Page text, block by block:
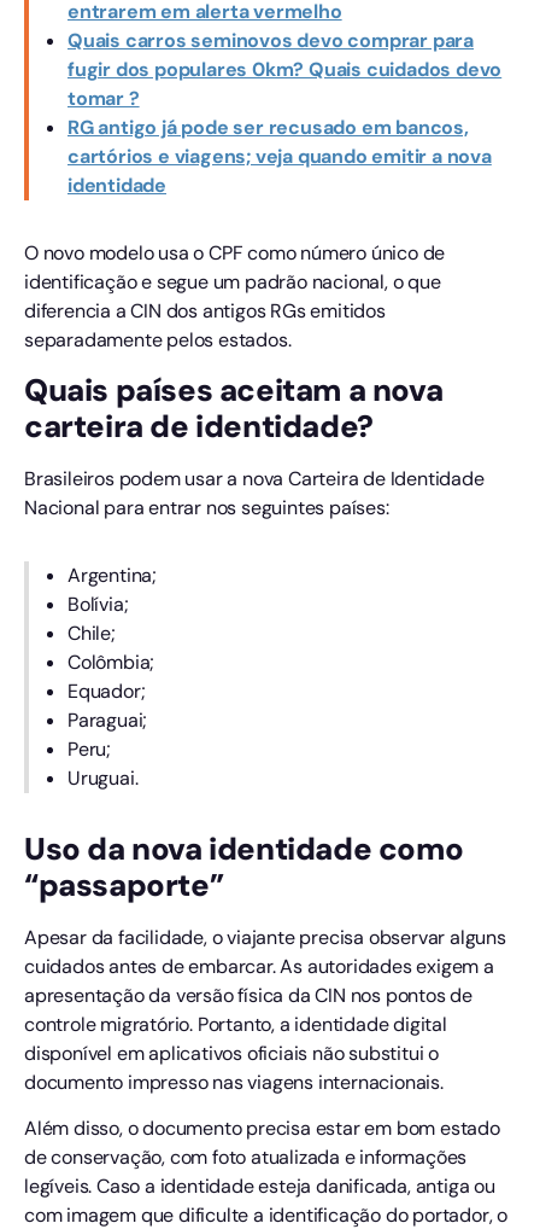
entrarem em alerta vermelho
Quais carros seminovos devo comprar para
fugir dos populares 0km? Quais cuidados devo
tomar ?
RG antigo já pode ser recusado em bancos,
cartórios e viagens; veja quando emitir a nova
identidade
O novo modelo usa o CPF como número único de
identificação e segue um padrão nacional, o que
diferencia a CIN dos antigos RGs emitidos
separadamente pelos estados.
Quais países aceitam a nova
carteira de identidade?
Brasileiros podem usar a nova Carteira de Identidade
Nacional para entrar nos seguintes países:
Argentina;
Bolívia;
Chile;
Colômbia;
Equador;
Paraguai;
Peru;
Uruguai.
Uso da nova identidade como
“passaporte”
Apesar da facilidade, o viajante precisa observar alguns
cuidados antes de embarcar. As autoridades exigem a
apresentação da versão física da CIN nos pontos de
controle migratório. Portanto, a identidade digital
disponível em aplicativos oficiais não substitui o
documento impresso nas viagens internacionais.
Além disso, o documento precisa estar em bom estado
de conservação, com foto atualizada e informações
legíveis. Caso a identidade esteja danificada, antiga ou
com imagem que dificulte a identificação do portador, o